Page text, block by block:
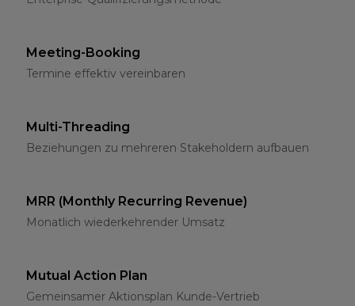
Meeting-Booking
Termine effektiv vereinbaren
Multi-Threading
Beziehungen zu mehreren Stakeholdern aufbauen
MRR (Monthly Recurring Revenue)
Monatlich wiederkehrender Umsatz
Mutual Action Plan
Gemeinsamer Aktionsplan Kunde-Vertrieb